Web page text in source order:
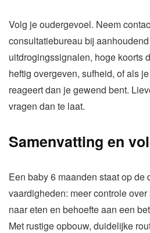
Volg je oudergevoel. Neem
consultatiebureau bij
uitdrogingssignalen, hoge koorts
heftig overgeven, sufheid, of als
reageert dan je gewend bent.
vragen dan te laat.
Samenvatting en
Een baby 6 maanden staat op de
vaardigheden: meer controle
naar eten en behoefte aan een
Met rustige opbouw, duidelijke